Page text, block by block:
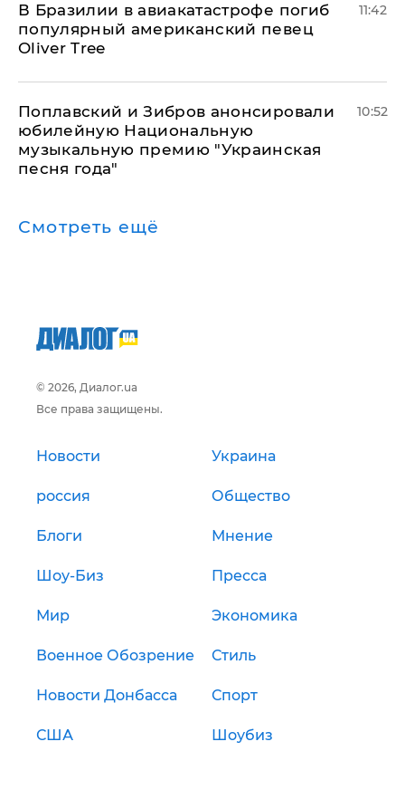
В Бразилии в авиакатастрофе погиб
популярный американский певец
Oliver Tree
11:42
Поплавский и Зибров анонсировали
юбилейную Национальную
музыкальную премию "Украинская
песня года"
10:52
Смотреть ещё
© 2026, Диалог.ua
Все права защищены.
Новости Украина
россия Общество
Блоги Мнение
Шоу-Биз Пресса
Мир Экономика
Военное Обозрение Стиль
Новости Донбасса Спорт
США Шоубиз